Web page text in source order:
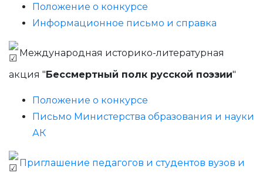
Положение о конкурсе
Информационное письмо и справка
Международная историко-литературная
акция "Бессмертный полк русской поэзии"
Положение о конкурсе
Письмо Министерства образования и науки
АК
Приглашение педагогов и студентов вузов и